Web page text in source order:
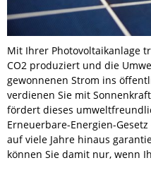
Mit Ihrer Photovoltaikanlage
CO2 produziert und die
gewonnenen Strom ins
verdienen Sie mit
fördert dieses
Erneuerbare-Energien-
auf viele Jahre hinaus
können Sie damit nur, wenn